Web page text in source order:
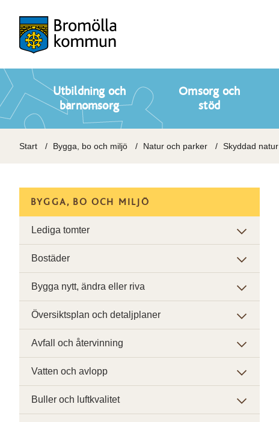
Utbildning och
barnomsorg
Omsorg och
stöd
Start Bygga, bo och miljö Natur och parker Skyddad natur
BYGGA, BO OCH MILJÖ
Lediga tomter
Bostäder
Bygga nytt, ändra eller riva
Översiktsplan och detaljplaner
Avfall och återvinning
Vatten och avlopp
Buller och luftkvalitet